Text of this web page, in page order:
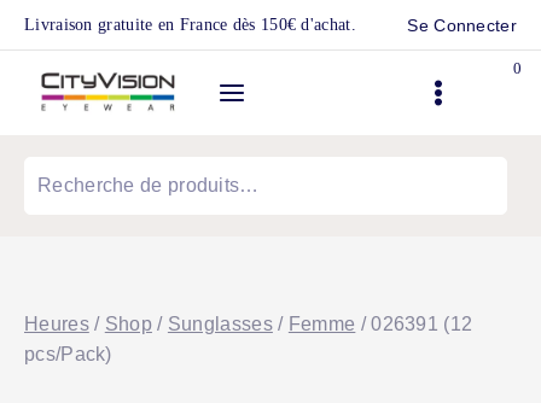
Skip
content
Livraison gratuite en France dès 150€ d'achat. Se Connecter
0
Heures / Shop / Sunglasses / Femme / 026391 (12
pcs/Pack)